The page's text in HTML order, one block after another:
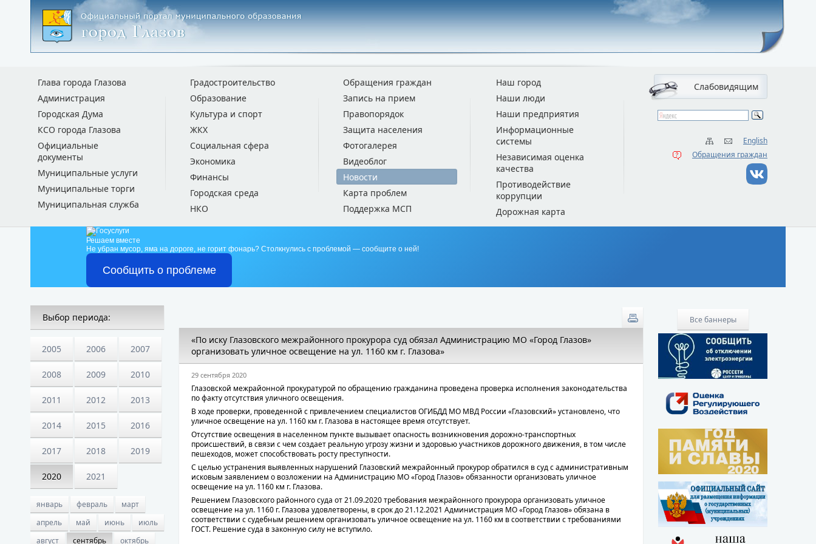
Слабовидящим
English
Обращения граждан
Глава города Глазова
Администрация
Городская Дума
КСО города Глазова
Официальные
документы
Муниципальные услуги
Муниципальные торги
Муниципальная служба
Градостроительство
Образование
Культура и спорт
ЖКХ
Социальная сфера
Экономика
Финансы
Городская среда
НКО
Обращения граждан
Запись на прием
Правопорядок
Защита населения
Фотогалерея
Видеоблог
Новости
Карта проблем
Поддержка МСП
Наш город
Наши люди
Наши предприятия
Информационные
системы
Независимая оценка
качества
Противодействие
коррупции
Дорожная карта
Решаем вместе
Не убран мусор, яма на дороге, не горит фонарь? Столкнулись с проблемой — сообщите о ней!
Сообщить о проблеме
Выбор периода:
2005 2006 2007
2008 2009 2010
2011 2012 2013
2014 2015 2016
2017 2018 2019
2020 2021
январь февраль
март
апрель
май июнь
июль
август
сентябрь
октябрь
Все баннеры
«По иску Глазовского межрайонного прокурора суд обязал Администрацию МО «Город Глазов»
организовать уличное освещение на ул. 1160 км г. Глазова»
29 сентября 2020
Глазовской межрайонной прокуратурой по обращению гражданина проведена проверка исполнения законодательства
по факту отсутствия уличного освещения.
В ходе проверки, проведенной с привлечением специалистов ОГИБДД МО МВД России «Глазовский» установлено, что
уличное освещение на ул. 1160 км г. Глазова в настоящее время отсутствует.
Отсутствие освещения в населенном пункте вызывает опасность возникновения дорожно-транспортных
происшествий, в связи с чем создает реальную угрозу жизни и здоровью участников дорожного движения, в том числе
пешеходов, может способствовать росту преступности.
С целью устранения выявленных нарушений Глазовский межрайонный прокурор обратился в суд с административным
исковым заявлением о возложении на Администрацию МО «Город Глазов» обязанности организовать уличное
освещение на ул. 1160 км г. Глазова.
Решением Глазовского районного суда от 21.09.2020 требования межрайонного прокурора организовать уличное
освещение на ул. 1160 г. Глазова удовлетворены, в срок до 21.12.2021 Администрация МО «Город Глазов» обязана в
соответствии с судебным решением организовать уличное освещение на ул. 1160 км в соответствии с требованиями
ГОСТ. Решение суда в законную силу не вступило.